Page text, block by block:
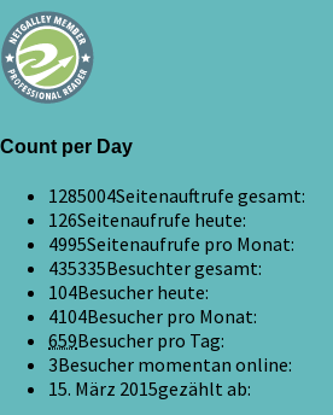
Count per Day
1285004Seitenauftrufe gesamt:
126Seitenaufrufe heute:
4995Seitenaufrufe pro Monat:
435335Besuchter gesamt:
104Besucher heute:
4104Besucher pro Monat:
659Besucher pro Tag:
3Besucher momentan online:
15. März 2015gezählt ab: